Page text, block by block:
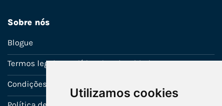
Utilizamos cookies
Sobre nós
Blogue
Termos legais e política de privacidade
Condições de venda